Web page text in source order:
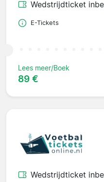
Wedstrijdticket
E-Tickets
Lees meer/Boek
89 €
Wedstrijdticket